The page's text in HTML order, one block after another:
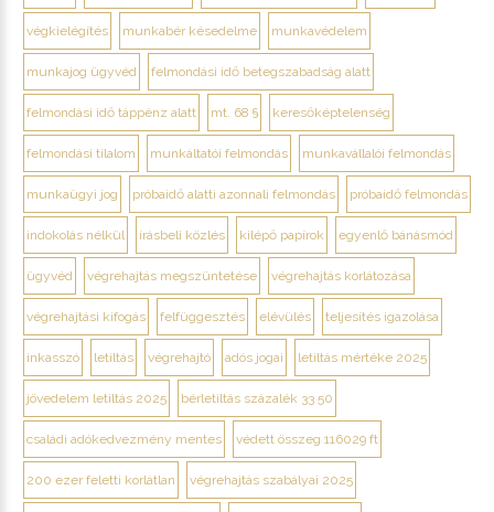
végkielégítés munkabér késedelme munkavédelem
munkajog ügyvéd felmondási idő betegszabadság alatt
felmondási idő táppénz alatt mt. 68 § keresőképtelenség
felmondási tilalom munkáltatói felmondás munkavállalói felmondás
munkaügyi jog próbaidő alatti azonnali felmondás próbaidő felmondás
indokolás nélkül írásbeli közlés kilépő papírok egyenlő bánásmód
ügyvéd végrehajtás megszüntetése végrehajtás korlátozása
végrehajtási kifogás felfüggesztés elévülés teljesítés igazolása
inkasszó letiltás végrehajtó adós jogai letiltás mértéke 2025
jövedelem letiltás 2025 bérletiltás százalék 33 50
családi adókedvezmény mentes védett összeg 116029 ft
200 ezer feletti korlátlan végrehajtás szabályai 2025